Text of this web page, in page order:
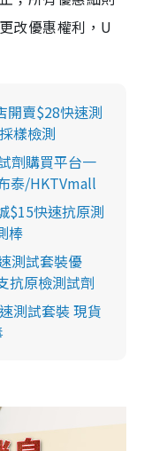
改優惠權利，U
開賣$28快速測
樣檢測
劑購買平台一
泰/HKTVmall
$15快速抗原測
棒
測試套裝優
抗原檢測試劑
測試套裝 現貨